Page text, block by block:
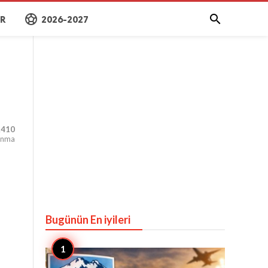
sports_soccer 2026-2027 
Bugünün En iyileri